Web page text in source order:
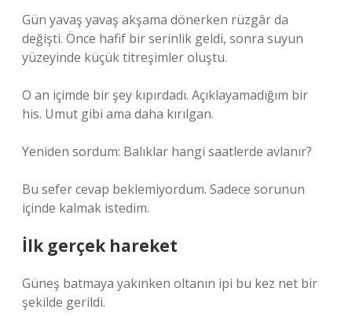
Gün yavaş yavaş akşama dönerken rüzgâr da
değişti. Önce hafif bir serinlik geldi, sonra suyun
yüzeyinde küçük titreşimler oluştu.
O an içimde bir şey kıpırdadı. Açıklayamadığım bir
his. Umut gibi ama daha kırılgan.
Yeniden sordum: Balıklar hangi saatlerde avlanır?
Bu sefer cevap beklemiyordum. Sadece sorunun
içinde kalmak istedim.
İlk gerçek hareket
Güneş batmaya yakınken oltanın ipi bu kez net bir
şekilde gerildi.